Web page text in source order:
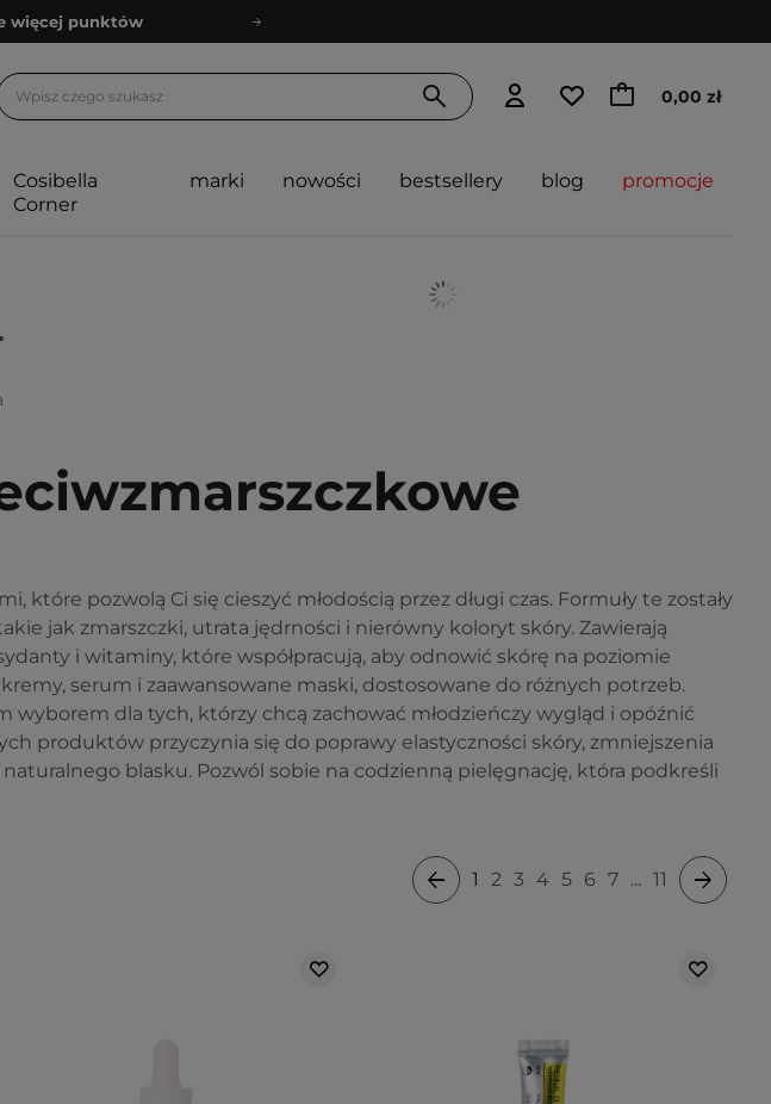
więcej punktów
więcej punktów
0,00 zł
Cosibella
Corner
marki nowości bestsellery blog promocje
które pozwolą Ci się cieszyć młodością przez długi czas. Formuły te zostały
jak zmarszczki, utrata jędrności i nierówny koloryt skóry. Zawierają
i witaminy, które współpracują, aby odnowić skórę na poziomie
serum i zaawansowane maski, dostosowane do różnych potrzeb.
wyborem dla tych, którzy chcą zachować młodzieńczy wygląd i opóźnić
produktów przyczynia się do poprawy elastyczności skóry, zmniejszenia
blasku. Pozwól sobie na codzienną pielęgnację, która podkreśli
1 2 3 4 5 6 7 ... 11